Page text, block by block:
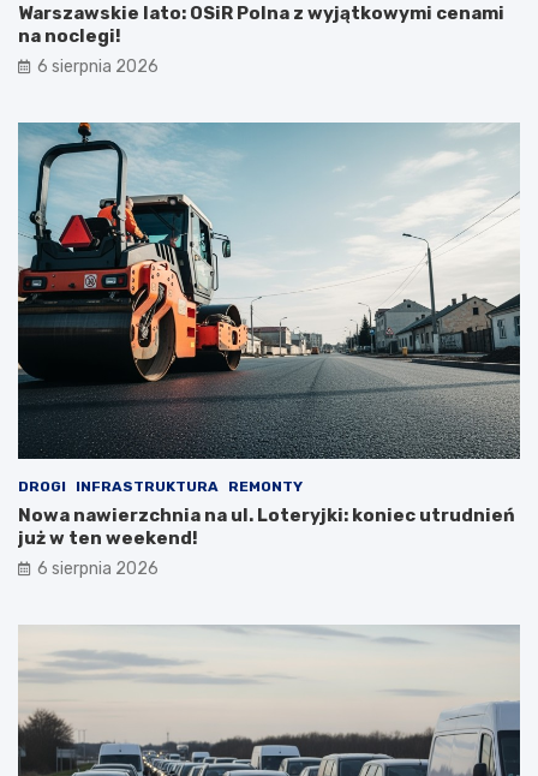
Warszawskie lato: OSiR Polna z wyjątkowymi cenami
na noclegi!
6 sierpnia 2026
DROGI INFRASTRUKTURA REMONTY
Nowa nawierzchnia na ul. Loteryjki: koniec utrudnień
już w ten weekend!
6 sierpnia 2026